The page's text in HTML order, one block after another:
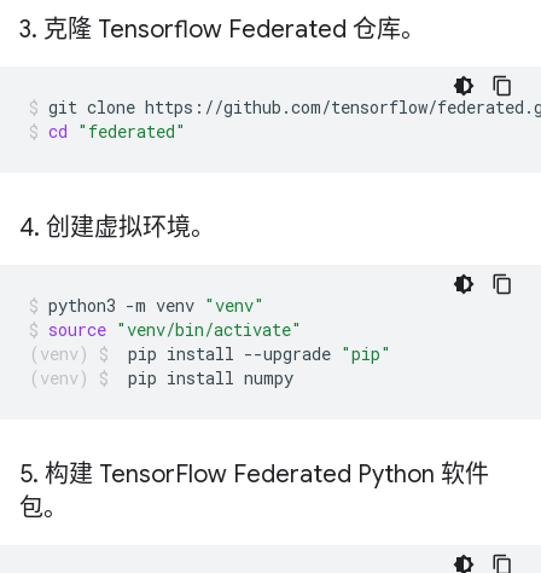
3. 克隆 Tensorflow Federated 仓库。
git clone https://github.com/tensorflow/
cd "federated"
4. 创建虚拟环境。
python3 -m venv "venv"
source "venv/bin/activate"
pip install --upgrade "pip"
pip install numpy
5. 构建 TensorFlow Federated Python 软件
包。